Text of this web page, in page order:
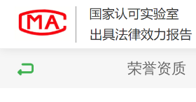
荣誉资质